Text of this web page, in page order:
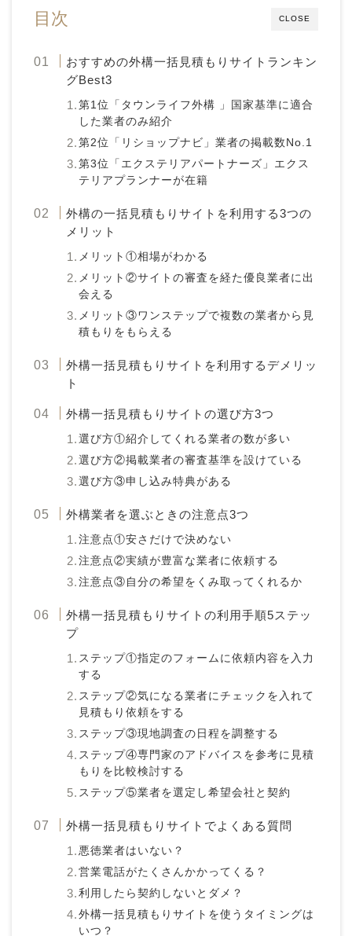
CLOSE
目次
おすすめの外構一括見積もりサイトランキン
グBest3
第1位「タウンライフ外構 」国家基準に適合
した業者のみ紹介
第2位「リショップナビ」業者の掲載数No.1
第3位「エクステリアパートナーズ」エクス
テリアプランナーが在籍
外構の一括見積もりサイトを利用する3つの
メリット
メリット①相場がわかる
メリット②サイトの審査を経た優良業者に出
会える
メリット③ワンステップで複数の業者から見
積もりをもらえる
外構一括見積もりサイトを利用するデメリッ
ト
外構一括見積もりサイトの選び方3つ
選び方①紹介してくれる業者の数が多い
選び方②掲載業者の審査基準を設けている
選び方③申し込み特典がある
外構業者を選ぶときの注意点3つ
注意点①安さだけで決めない
注意点②実績が豊富な業者に依頼する
注意点③自分の希望をくみ取ってくれるか
外構一括見積もりサイトの利用手順5ステッ
プ
ステップ①指定のフォームに依頼内容を入力
する
ステップ②気になる業者にチェックを入れて
見積もり依頼をする
ステップ③現地調査の日程を調整する
ステップ④専門家のアドバイスを参考に見積
もりを比較検討する
ステップ⑤業者を選定し希望会社と契約
外構一括見積もりサイトでよくある質問
悪徳業者はいない？
営業電話がたくさんかかってくる？
利用したら契約しないとダメ？
外構一括見積もりサイトを使うタイミングは
いつ？